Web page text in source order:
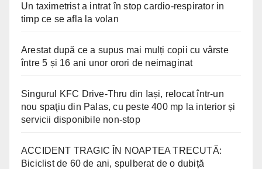
Un taximetrist a intrat în stop cardio-respirator in
timp ce se afla la volan
Arestat după ce a supus mai mulți copii cu vârste
între 5 și 16 ani unor orori de neimaginat
Singurul KFC Drive-Thru din Iași, relocat într-un
nou spaţiu din Palas, cu peste 400 mp la interior și
servicii disponibile non-stop
ACCIDENT TRAGIC ÎN NOAPTEA TRECUTĂ:
Biciclist de 60 de ani, spulberat de o dubiță